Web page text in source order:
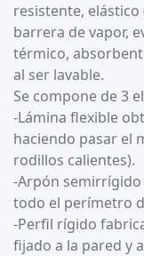
resistente,
barrera de vapor,
térmico,
al ser lavable.
Se compone de 3
-Lámina flexible
haciendo pasar el
rodillos calientes).
-Arpón
todo el perímetro
-Perfil rígido
fijado a la pared y